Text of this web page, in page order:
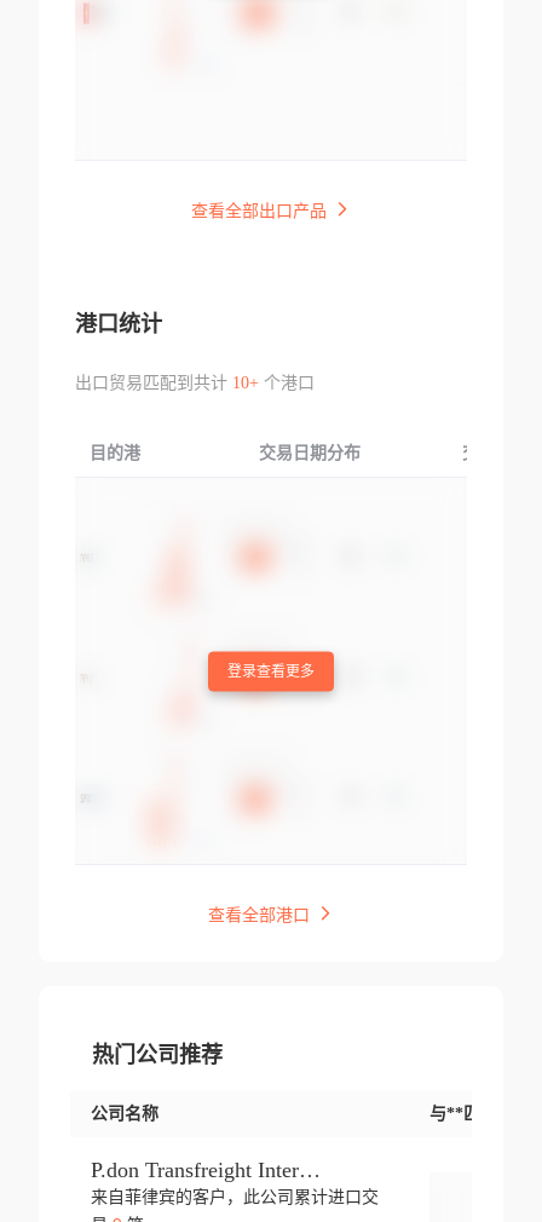
查看全部出口产品
港口统计
出口贸易匹配到共计 10+个港口
目的港 交易日期分布 交易产品
登录查看更多
查看全部港口
热门公司推荐
公司名称 与**匹配交易
P.don Transfreight International
来自菲律宾的客户，此公司累计进口交